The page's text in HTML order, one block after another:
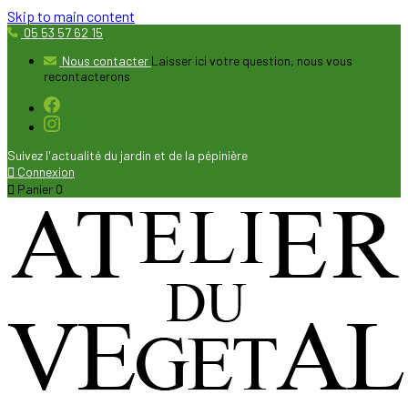
Skip to main content
05 53 57 62 15
Nous contacter Laisser ici votre question, nous vous
recontacterons
Suivez l'actualité du jardin et de la pépinière
 Connexion
 Panier 0